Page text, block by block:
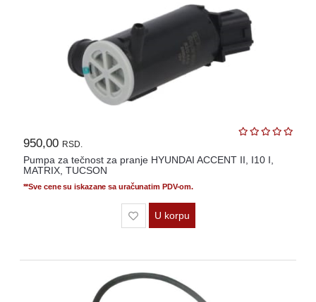
950,00 RSD.
Pumpa za tečnost za pranje HYUNDAI ACCENT II, I10 I,
MATRIX, TUCSON
**Sve cene su iskazane sa uračunatim PDV-om.
U korpu